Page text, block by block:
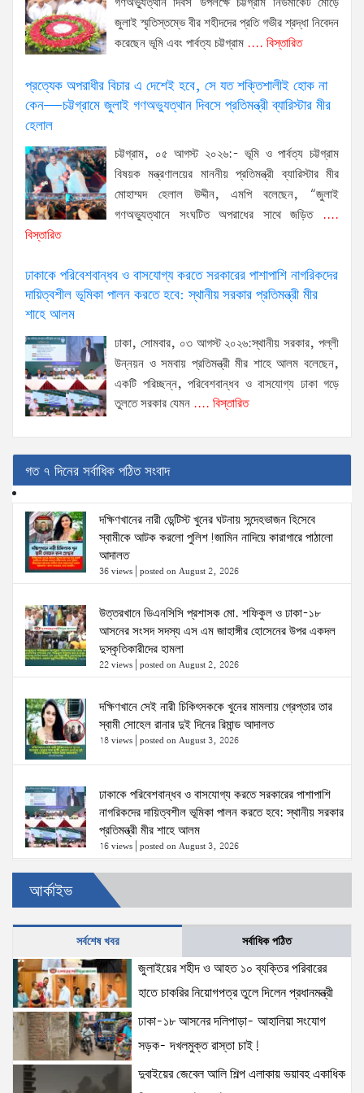
জুলাই স্মৃতিস্তম্ভে বীর শহীদদের প্রতি গভীর শ্রদ্ধা নিবেদন
করেছেন ভূমি এবং পার্বত্য চট্টগ্রাম .... বিস্তারিত
প্রত্যেক অপরাধীর বিচার এ দেশেই হবে, সে যত শক্তিশালীই হোক না
কেন—চট্টগ্রামে জুলাই গণঅভ্যুত্থান দিবসে প্রতিমন্ত্রী ব্যারিস্টার মীর
হেলাল
চট্টগ্রাম, ০৫ আগস্ট ২০২৬:- ভূমি ও পার্বত্য চট্টগ্রাম
বিষয়ক মন্ত্রণালয়ের মাননীয় প্রতিমন্ত্রী ব্যারিস্টার মীর
মোহাম্মদ হেলাল উদ্দীন, এমপি বলেছেন, “জুলাই
গণঅভ্যুত্থানে সংঘটিত অপরাধের সাথে জড়িত....
বিস্তারিত
ঢাকাকে পরিবেশবান্ধব ও বাসযোগ্য করতে সরকারের পাশাপাশি নাগরিকদের
দায়িত্বশীল ভূমিকা পালন করতে হবে: স্থানীয় সরকার প্রতিমন্ত্রী মীর
শাহে আলম
ঢাকা, সোমবার, ০৩ আগস্ট ২০২৬:স্থানীয় সরকার, পল্লী
উন্নয়ন ও সমবায় প্রতিমন্ত্রী মীর শাহে আলম বলেছেন,
একটি পরিচ্ছন্ন, পরিবেশবান্ধব ও বাসযোগ্য ঢাকা গড়ে
তুলতে সরকার যেমন .... বিস্তারিত
গত ৭ দিনের সর্বাধিক পঠিত সংবাদ
দক্ষিণখানের নারী ডেন্টিস্ট খুনের ঘটনায় সন্দেহভাজন হিসেবে
স্বামীকে আটক করলো পুলিশ!জামিন নাদিয়ে কারাগারে পাঠালো
আদালত
36 views posted on August 2, 2026
উত্তরখানে ডিএনসিসি প্রশাসক মো. শফিকুল ও ঢাকা-১৮
আসনের সংসদ সদস্য এস এম জাহাঙ্গীর হোসেনের উপর একদল
দুস্কৃতিকারীদের হামলা
22 views posted on August 2, 2026
দক্ষিণখানে সেই নারী চিকিৎসককে খুনের মামলায় গ্রেপ্তার তার
স্বামী সোহেল রানার দুই দিনের রিমান্ড আদালত
18 views posted on August 3, 2026
ঢাকাকে পরিবেশবান্ধব ও বাসযোগ্য করতে সরকারের পাশাপাশি
নাগরিকদের দায়িত্বশীল ভূমিকা পালন করতে হবে: স্থানীয় সরকার
প্রতিমন্ত্রী মীর শাহে আলম
16 views posted on August 3, 2026
স্বরাষ্ট্রমন্ত্রীর সঙ্গে অস্ট্রেলিয়ার নাগরিকত্ব, কাস্টম ও
বহুসংস্কৃতি বিষয়ক সহকারী মন্ত্রীর সাক্ষাৎ
15 views|posted on August 3, 2026
দুবাইয়ের জেবেল আলি শিল্প এলাকায় ভয়াবহ একাধিক
বিস্ফোরণের ঘটনা ঘটেছে।
15 views
ঢাকা-১৮ আসনের দলিপাড়া- আহালিয়া সংযোগ সড়ক-
দখলমুক্ত রাস্তা চাই!
আর্কাইভ
সর্বশেষ খবর সর্বাধিক পঠিত
জুলাইয়ের শহীদ ও আহত ১০ ব্যক্তির পরিবারের
হাতে চাকরির নিয়োগপত্র তুলে দিলেন প্রধানমন্ত্রী
ঢাকা-১৮ আসনের দলিপাড়া- আহালিয়া সংযোগ
সড়ক- দখলমুক্ত রাস্তা চাই!
দুবাইয়ের জেবেল আলি শিল্প এলাকায় ভয়াবহ একাধিক